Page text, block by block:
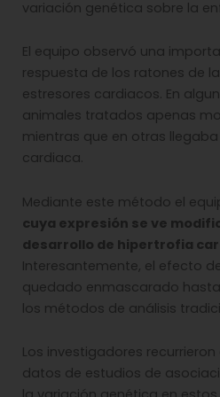
variación genética sobre la
El equipo observó una
respuesta de los ratones de
estresores cardiacos. En
animales tratados apenas
mientras que en otras
cardiaca.
Mediante este método el
cuya expresión se ve
desarrollo de hipertrofia
Interesantemente, el efecto
quedado enmascarado
los métodos de análisis
Los investigadores
datos de estudios de